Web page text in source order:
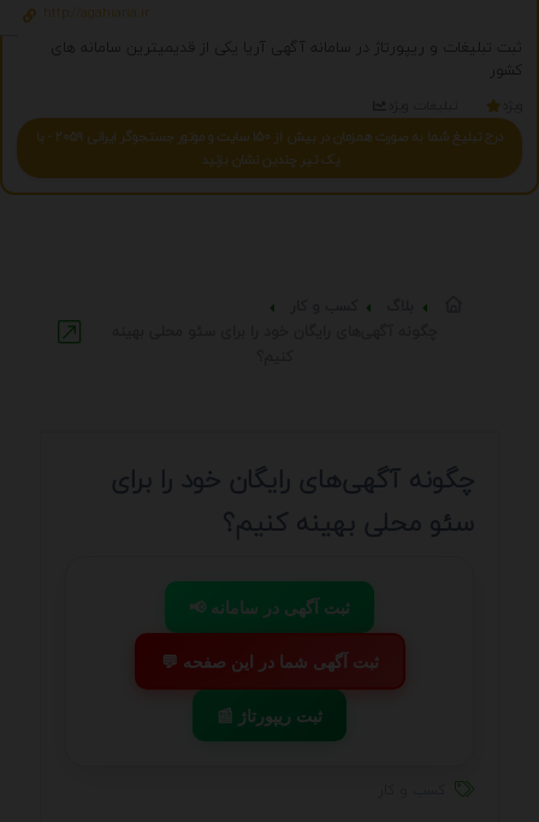
http://agahiaria.ir
ثبت تبلیغات و ریپورتاژ در سامانه آگهی آریا یکی از قدیمیترین سامانه های
کشور
درج تبلیغ شما به صورت همزمان در بیش از 150 سایت و موتور جستجوگر ایرانی 2059 - با
یک تیر چندین نشان بزنید
چگونه آگهی‌های رایگان خود را برای
سئو محلی بهینه کنیم؟
📢 ثبت آگهی در سامانه
💬 ثبت آگهی شما در این صفحه
📰 ثبت ریپورتاژ